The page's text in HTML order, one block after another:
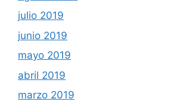
julio 2019
junio 2019
mayo 2019
abril 2019
marzo 2019